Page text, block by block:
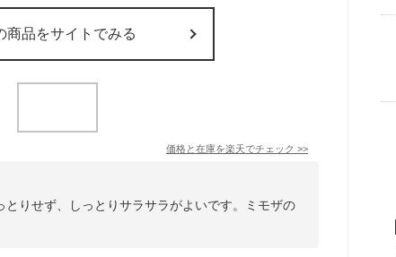
商品をサイトでみる
価格と在庫を楽天でチェック >>
りせず、しっとりサラサラがよいです。ミモザの